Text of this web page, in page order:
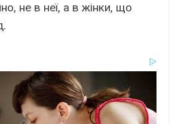
нe в нeї, a в жiнки, щo